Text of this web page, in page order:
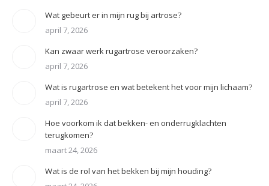
Wat gebeurt er in mijn rug bij artrose?
april 7, 2026
Kan zwaar werk rugartrose veroorzaken?
april 7, 2026
Wat is rugartrose en wat betekent het voor mijn lichaam?
april 7, 2026
Hoe voorkom ik dat bekken- en onderrugklachten
terugkomen?
maart 24, 2026
Wat is de rol van het bekken bij mijn houding?